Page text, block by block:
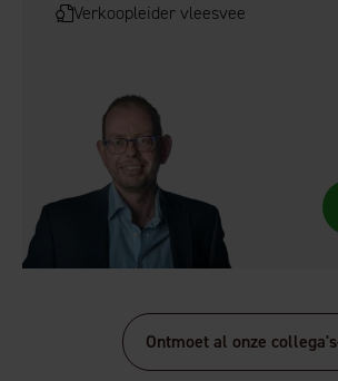
Verkoopleider vleesvee
Ontmoet al onze collega's